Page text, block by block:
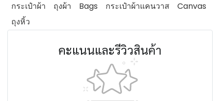
กระเป๋าผ้า ถุงผ้า Bags กระเป๋าผ้าแคนวาส
Canvas
ถุงหิ้ว
คะแนนและรีวิวสินค้า